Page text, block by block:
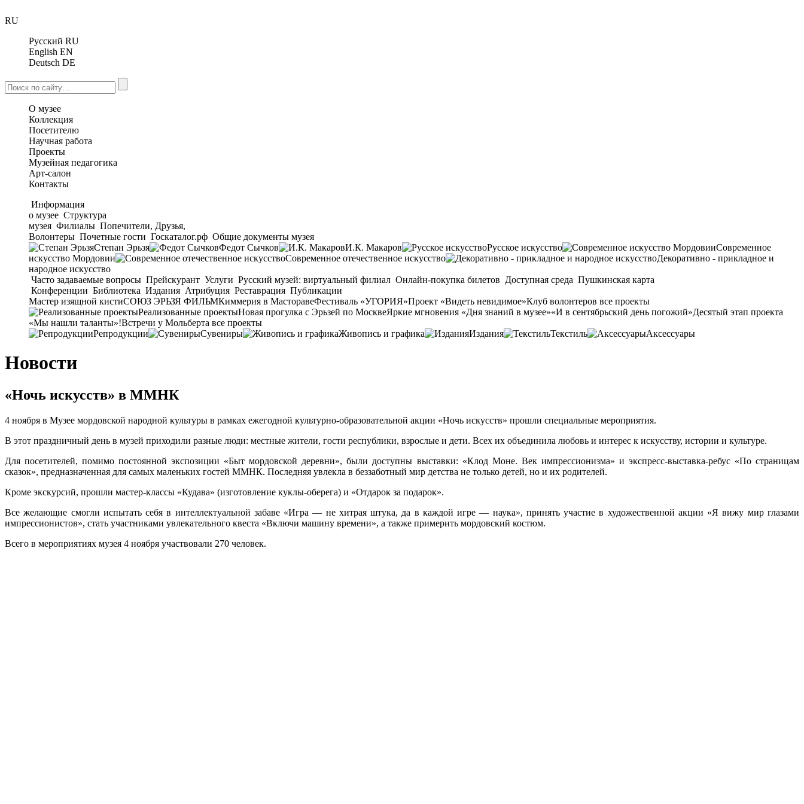
RU
Русский RU
English EN
Deutsch DE
О музее
Коллекция
Посетителю
Научная работа
Проекты
Музейная педагогика
Арт-салон
Контакты
Информация
о музее Структура
музея Филиалы Попечители, Друзья,
Волонтеры Почетные гости Госкаталог.рф Общие документы музея
Степан Эрьзя
Федот Сычков И.К. Макаров Русское искусство
Современное
искусство Мордовии
Современное отечественное искусство
Декоративно - прикладное и
народное искусство
Часто задаваемые вопросы Прейскурант Услуги Русский музей: виртуальный филиал Онлайн-покупка билетов Доступная среда Пушкинская карта
Конференции Библиотека Издания Атрибуция Реставрация Публикации
Мастер изящной кистиСОЮЗ ЭРЬЗЯ ФИЛЬМКиммерия в МасторавеФестиваль «УГОРИЯ»Проект «Видеть невидимое»Клуб волонтеров все проекты
Реализованные проектыНовая прогулка с Эрьзей по МосквеЯркие мгновения «Дня знаний в музее»«И в сентябрьский день погожий»Десятый этап проекта
«Мы нашли таланты»!Встречи у Мольберта все проекты
Репродукции
Сувениры Живопись и графика Издания Текстиль Аксессуары
Новости
«Ночь искусств» в ММНК
4 ноября в Музее мордовской народной культуры в рамках ежегодной культурно-образовательной акции «Ночь искусств» прошли специальные мероприятия.
В этот праздничный день в музей приходили разные люди: местные жители, гости республики, взрослые и дети. Всех их объединила любовь и интерес к искусству, истории и культуре.
Для посетителей, помимо постоянной экспозиции «Быт мордовской деревни», были доступны выставки: «Клод Моне. Век импрессионизма» и экспресс-выставка-ребус «По страницам
сказок», предназначенная для самых маленьких гостей ММНК. Последняя увлекла в беззаботный мир детства не только детей, но и их родителей.
Кроме экскурсий, прошли мастер-классы «Кудава» (изготовление куклы-оберега) и «Отдарок за подарок».
Все желающие смогли испытать себя в интеллектуальной забаве «Игра — не хитрая штука, да в каждой игре — наука», принять участие в художественной акции «Я вижу мир глазами
импрессионистов», стать участниками увлекательного квеста «Включи машину времени», а также примерить мордовский костюм.
Всего в мероприятиях музея 4 ноября участвовали 270 человек.